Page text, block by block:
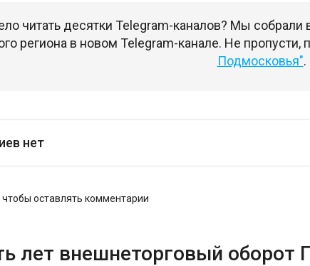
читать десятки Telegram-каналов? Мы
региона в новом Telegram-канале. Не пропусти,
Подмосковья".
нет
чтобы оставлять комментарии
лет внешнеторговый оборот